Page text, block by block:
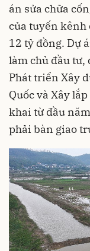
án sửa chữa
của tuyến kênh
12 tỷ đồng. Dự
làm chủ đầu tư,
Phát triển Xây
Quốc và Xây
khai từ đầu
phải bàn giao